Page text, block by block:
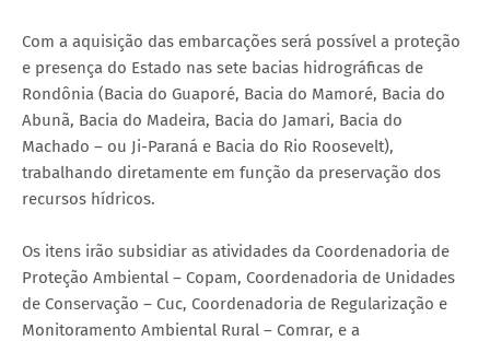
Com a aquisição das embarcações será possível a proteção
e presença do Estado nas sete bacias hidrográficas de
Rondônia (Bacia do Guaporé, Bacia do Mamoré, Bacia do
Abunã, Bacia do Madeira, Bacia do Jamari, Bacia do
Machado – ou Ji-Paraná e Bacia do Rio Roosevelt),
trabalhando diretamente em função da preservação dos
recursos hídricos.
Os itens irão subsidiar as atividades da Coordenadoria de
Proteção Ambiental – Copam, Coordenadoria de Unidades
de Conservação – Cuc, Coordenadoria de Regularização e
Monitoramento Ambiental Rural – Comrar, e a